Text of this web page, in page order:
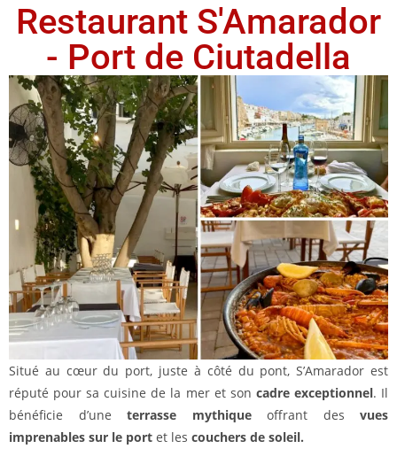
Restaurant S'Amarador
- Port de Ciutadella
Situé au cœur du port, juste à côté du pont, S’Amarador est
réputé pour sa cuisine de la mer et son cadre exceptionnel. Il
bénéficie d’une terrasse mythiqueoffrant des vues
imprenables sur le port et les couchers de soleil.